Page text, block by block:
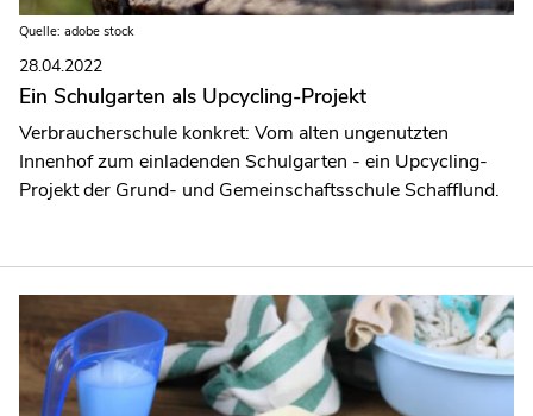
Quelle: adobe stock
28.04.2022
Ein Schulgarten als Upcycling-Projekt
Verbraucherschule konkret: Vom alten ungenutzten
Innenhof zum einladenden Schulgarten - ein Upcycling-
Projekt der Grund- und Gemeinschaftsschule Schafflund.